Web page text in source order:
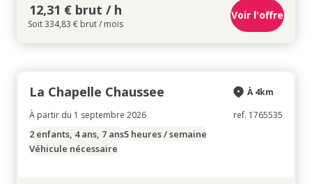
12,31 € brut / h
Soit 334,83 € brut / mois
Voir l'offre
La Chapelle Chaussee
À partir du 1 septembre 2026
À 4km
ref. 1765535
2 enfants, 4 ans, 7 ans5 heures / semaine
Véhicule nécessaire